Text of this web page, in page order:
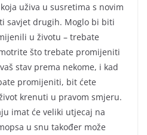
uživa u susretima s novim
savjet drugih. Moglo bi biti
u životu – trebate
što trebate promijeniti
stav prema nekome, i kad
promijeniti, bit ćete
krenuti u pravom smjeru.
imat će veliki utjecaj na
u snu također može